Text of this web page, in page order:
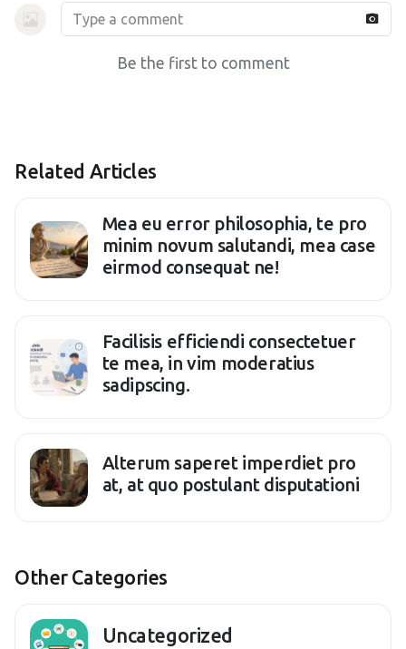
Be the first to comment
Related Articles
Mea eu error philosophia, te pro
minim novum salutandi, mea case
eirmod consequat ne!
Facilisis efficiendi consectetuer
te mea, in vim moderatius
sadipscing.
Alterum saperet imperdiet pro
at, at quo postulant disputationi
Other Categories
Uncategorized